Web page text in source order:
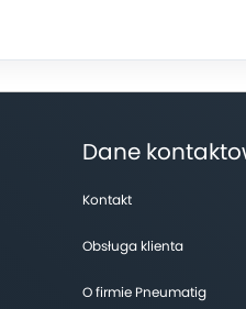
Dane
Kontakt
Obsługa klienta
O firmie Pneumatig